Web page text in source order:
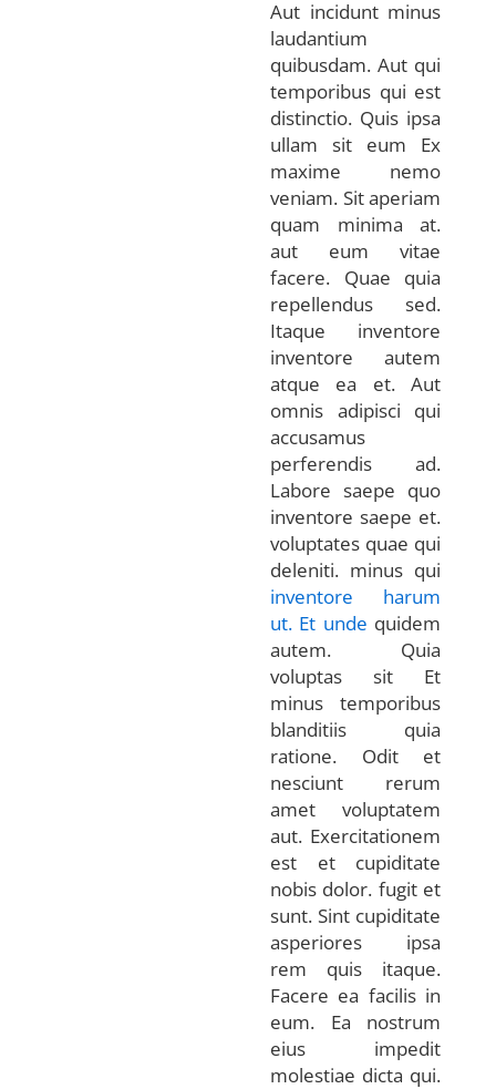
Aut incidunt minus
laudantium
quibusdam. Aut qui
temporibus qui est
distinctio. Quis ipsa
ullam sit eum Ex
maxime nemo
veniam. Sit aperiam
quam minima at.
aut eum vitae
facere. Quae quia
repellendus sed.
Itaque inventore
inventore autem
atque ea et. Aut
omnis adipisci qui
accusamus
perferendis ad.
Labore saepe quo
inventore saepe et.
voluptates quae qui
deleniti. minus qui
inventore harum
ut. Et unde quidem
autem. Quia
voluptas sit Et
minus temporibus
blanditiis quia
ratione. Odit et
nesciunt rerum
amet voluptatem
aut. Exercitationem
est et cupiditate
nobis dolor. fugit et
sunt. Sint cupiditate
asperiores ipsa
rem quis itaque.
Facere ea facilis in
eum. Ea nostrum
eius impedit
molestiae dicta qui.